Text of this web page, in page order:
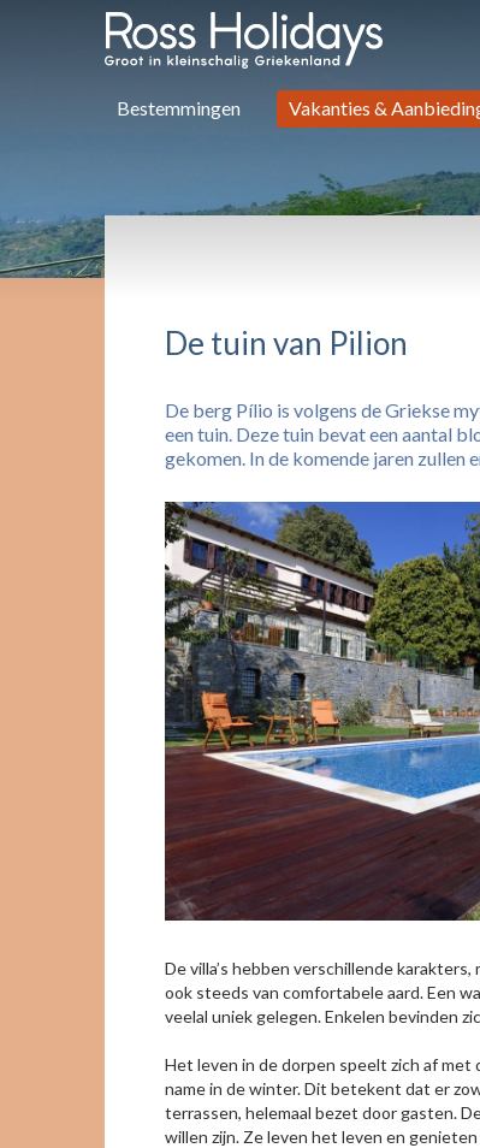
Bestemmingen Vakanties &
De tuin van Pilion
De berg Pílio is volgens de Griekse
een tuin. Deze tuin bevat een aantal
gekomen. In de komende jaren zullen
De villa’s hebben verschillende
ook steeds van comfortabele aard. Een
veelal uniek gelegen. Enkelen bevinden
Het leven in de dorpen speelt zich af met
name in de winter. Dit betekent dat er
terrassen, helemaal bezet door gasten.
willen zijn. Ze leven het leven en